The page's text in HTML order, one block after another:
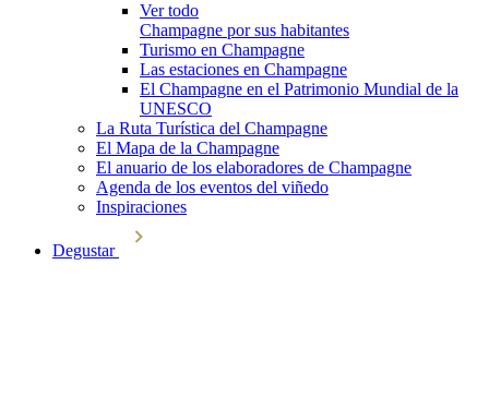
Ver todo
Champagne por sus habitantes
Turismo en Champagne
Las estaciones en Champagne
El Champagne en el Patrimonio Mundial de la
UNESCO
La Ruta Turística del Champagne
El Mapa de la Champagne
El anuario de los elaboradores de Champagne
Agenda de los eventos del viñedo
Inspiraciones
Degustar